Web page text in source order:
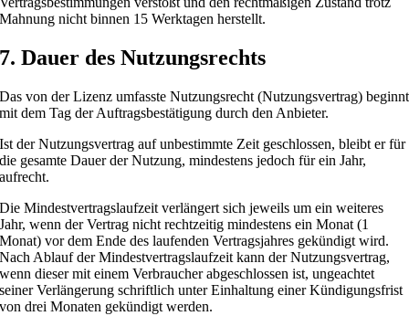
Mahnung nicht binnen 15 Werktagen herstellt.
7. Dauer des Nutzungsrechts
Das von der Lizenz umfasste Nutzungsrecht (Nutzungsvertrag) beginnt
mit dem Tag der Auftragsbestätigung durch den Anbieter.
Ist der Nutzungsvertrag auf unbestimmte Zeit geschlossen, bleibt er für
die gesamte Dauer der Nutzung, mindestens jedoch für ein Jahr,
aufrecht.
Die Mindestvertragslaufzeit verlängert sich jeweils um ein weiteres
Jahr, wenn der Vertrag nicht rechtzeitig mindestens ein Monat (1
Monat) vor dem Ende des laufenden Vertragsjahres gekündigt wird.
Nach Ablauf der Mindestvertragslaufzeit kann der Nutzungsvertrag,
wenn dieser mit einem Verbraucher abgeschlossen ist, ungeachtet
seiner Verlängerung schriftlich unter Einhaltung einer Kündigungsfrist
von drei Monaten gekündigt werden.